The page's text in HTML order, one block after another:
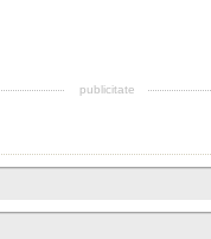
publicitate